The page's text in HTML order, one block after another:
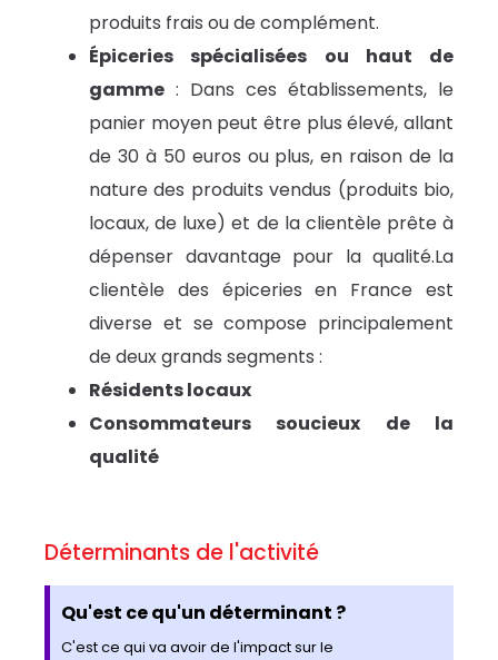
produits frais ou de complément.
Épiceries spécialisées ou haut de
gamme : Dans ces établissements, le
panier moyen peut être plus élevé, allant
de 30 à 50 euros ou plus, en raison de la
nature des produits vendus (produits bio,
locaux, de luxe) et de la clientèle prête à
dépenser davantage pour la qualité.La
clientèle des épiceries en France est
diverse et se compose principalement
de deux grands segments :
Résidents locaux
Consommateurs soucieux de la
qualité
Déterminants de l'activité
Qu'est ce qu'un déterminant ?
C'est ce qui va avoir de l'impact sur le